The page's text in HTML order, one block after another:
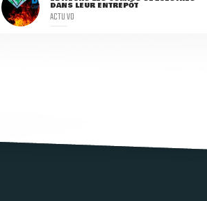
DANS LEUR ENTREPÔT
ACTU VO